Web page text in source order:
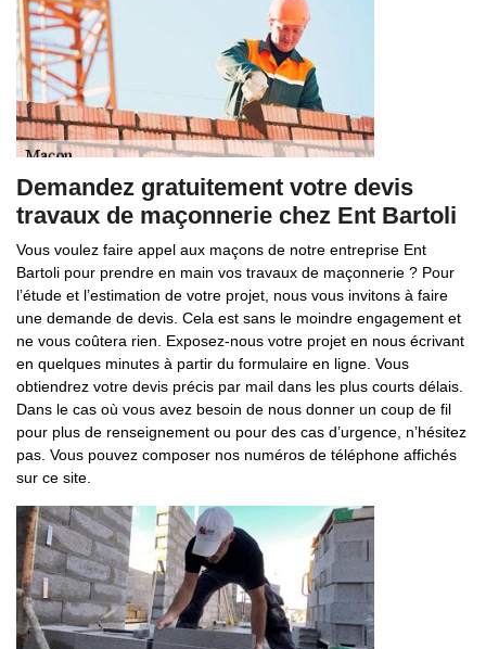
Demandez gratuitement votre devis
travaux de maçonnerie chez Ent Bartoli
Vous voulez faire appel aux maçons de notre entreprise Ent
Bartoli pour prendre en main vos travaux de maçonnerie ? Pour
l’étude et l’estimation de votre projet, nous vous invitons à faire
une demande de devis. Cela est sans le moindre engagement et
ne vous coûtera rien. Exposez-nous votre projet en nous écrivant
en quelques minutes à partir du formulaire en ligne. Vous
obtiendrez votre devis précis par mail dans les plus courts délais.
Dans le cas où vous avez besoin de nous donner un coup de fil
pour plus de renseignement ou pour des cas d’urgence, n’hésitez
pas. Vous pouvez composer nos numéros de téléphone affichés
sur ce site.